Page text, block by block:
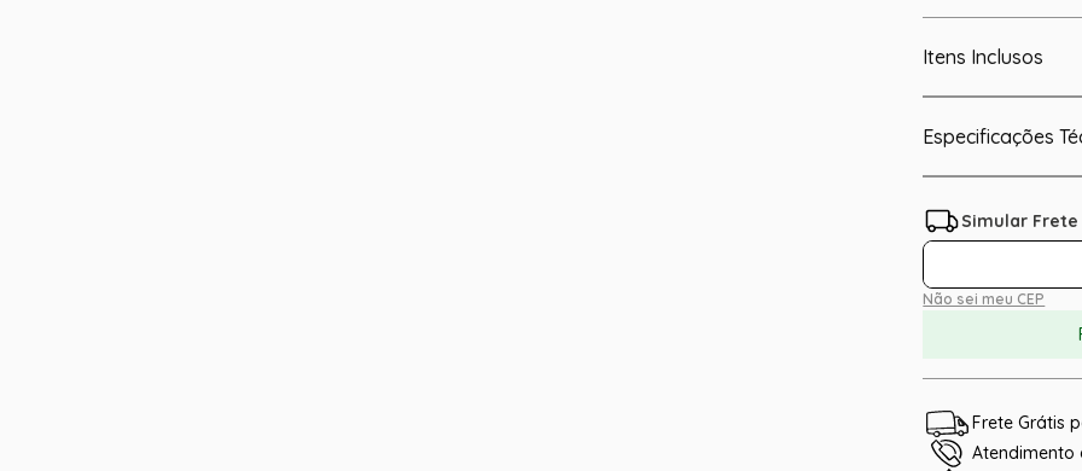
Itens Inclusos
Especificações
Não sei meu CEP
Frete Grátis
Atendimento